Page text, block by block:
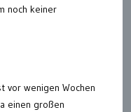
noch keiner
vor wenigen Wochen
einen großen